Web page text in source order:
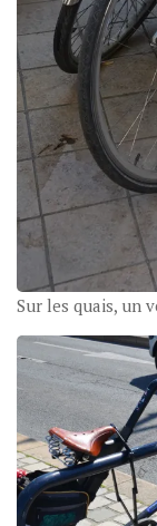
Sur les quais, un